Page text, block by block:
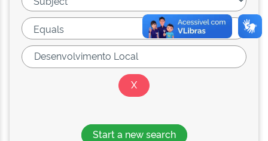
Start a new search